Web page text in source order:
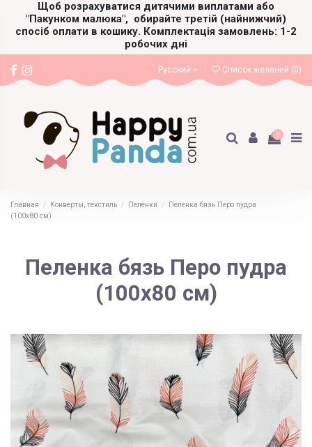
Щоб розрахуватися дитячими виплатами або
"Пакунком малюка", обирайте третій (найнижчий)
спосіб оплати в кошику. Комплектація замовлень: 1-2
робочих дні
Русский Список желаний (0)
0
Главная Конверты, текстиль Пелёнки
Пеленка бязь Перо пудра
(100х80 см)
Пеленка бязь Перо пудра
(100х80 см)